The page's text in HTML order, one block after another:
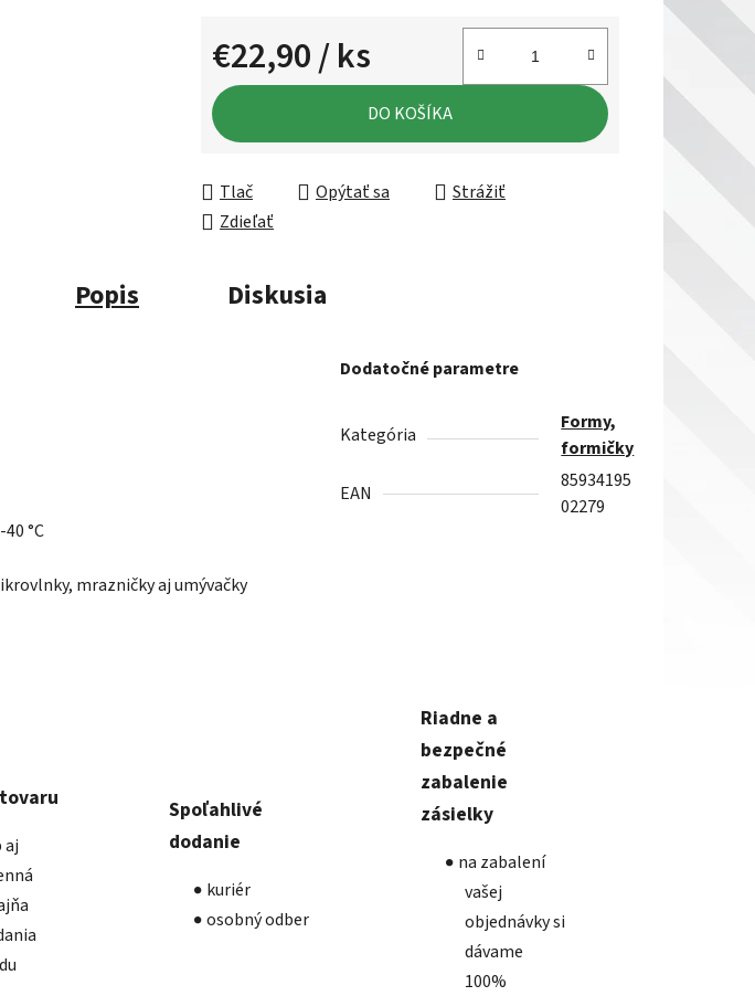
€22,90/ ks
Jednotková cena:
DO KOŠÍKA
Tlač Opýtať sa
Strážiť
Zdieľať
Popis Diskusia
°C
mrazničky aj umývačky
Dodatočné parametre
Kategória
Formy,
formičky
EAN
85934195
02279
aj
Spoľahlivé
dodanie
kuriér
osobný odber
Riadne a
bezpečné
zabalenie
zásielky
na zabalení
vašej
objednávky si
dávame
100%